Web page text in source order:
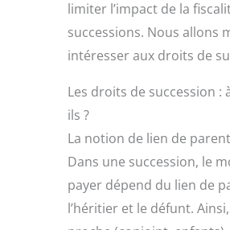
limiter l’impact de la
successions. Nous allons
intéresser aux droits de
Les droits de succession :
ils ?
La notion de lien de
Dans une succession, le
payer dépend du lien de
l’héritier et le défunt.